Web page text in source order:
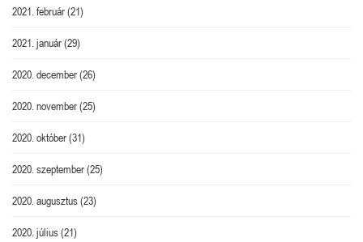
2021. február(21)
2021. január(29)
2020. december(26)
2020. november(25)
2020. október(31)
2020. szeptember(25)
2020. augusztus(23)
2020. július(21)